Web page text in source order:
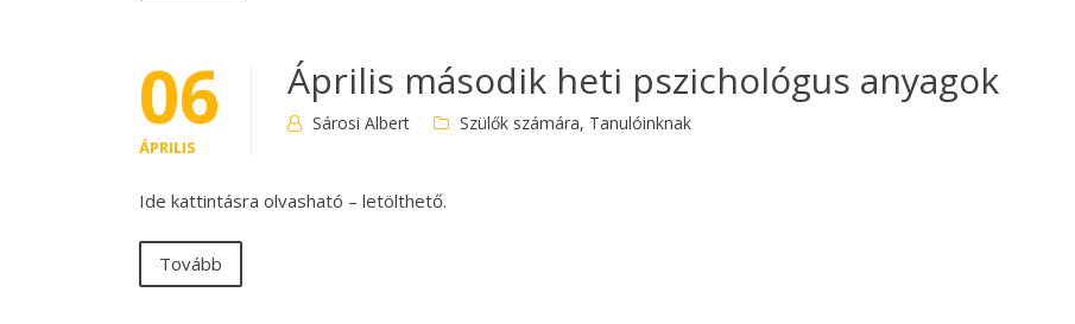
06
ÁPRILIS
Április második heti pszichológus anyagok
Sárosi Albert Szülők számára, Tanulóinknak
Ide kattintásra olvasható – letölthető.
Tovább